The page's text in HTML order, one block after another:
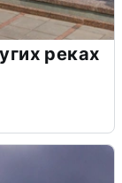
реках